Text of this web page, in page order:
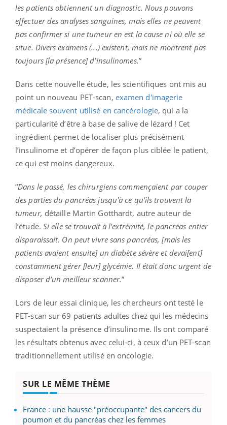
les patients obtiennent un diagnostic. Nous pouvons
effectuer des analyses sanguines, mais elles ne peuvent
pas confirmer si une tumeur en est la cause ni où elle se
situe. Divers examens (...) existent, mais ne montrent pas
toujours [la présence] d’insulinomes.”
Dans cette nouvelle étude, les scientifiques ont mis au
point un nouveau PET-scan, examen d'imagerie
médicale souvent utilisé en cancérologie, qui a la
particularité d’être à base de salive de lézard ! Cet
ingrédient permet de localiser plus précisément
l’insulinome et d’opérer de façon plus ciblée le patient,
ce qui est moins dangereux.
“Dans le passé, les chirurgiens commençaient par couper
des parties du pancréas jusqu'à ce qu'ils trouvent la
tumeur, détaille Martin Gotthardt, autre auteur de
l’étude. Si elle se trouvait à l'extrémité, le pancréas entier
disparaissait. On peut vivre sans pancréas, [mais les
patients avaient ensuite] un diabète sévère et devai[ent]
constamment gérer [leur] glycémie. Il était donc urgent de
disposer d’un meilleur scanner.”
Lors de leur essai clinique, les chercheurs ont testé le
PET-scan sur 69 patients adultes chez qui les médecins
suspectaient la présence d’insulinome. Ils ont comparé
les résultats obtenus avec celui-ci, à ceux d’un PET-scan
traditionnellement utilisé en oncologie.
SUR LE MÊME THÈME
France : une hausse "préoccupante" des cancers du
poumon et du pancréas chez les femmes